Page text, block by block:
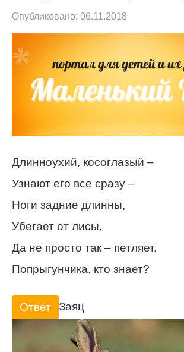
:
Опубликовано: 06.11.2018
Длинноухий, косоглазый –
Узнают его все сразу –
Ноги задние длинны,
Убегает от лисы,
Да не просто так – петляет.
Попрыгунчика, кто знает?
Ответ Заяц